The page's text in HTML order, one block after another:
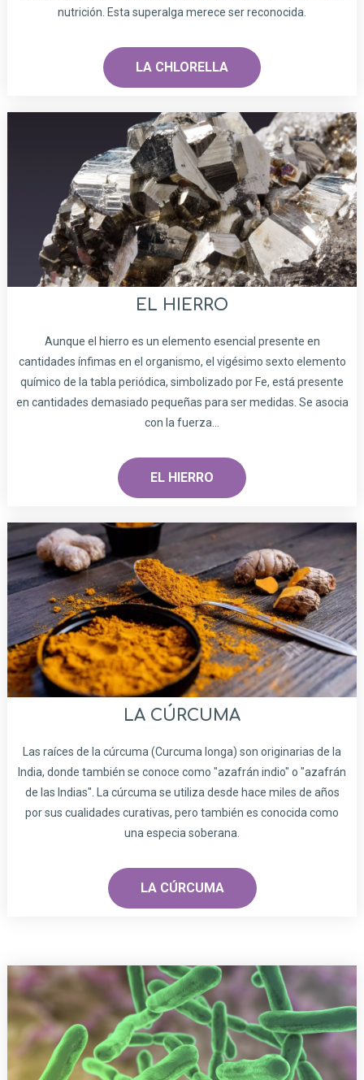
nutrición. Esta superalga merece ser reconocida.
LA CHLORELLA
EL HIERRO
Aunque el hierro es un elemento esencial presente en
cantidades ínfimas en el organismo, el vigésimo sexto elemento
químico de la tabla periódica, simbolizado por Fe, está presente
en cantidades demasiado pequeñas para ser medidas. Se asocia
con la fuerza...
EL HIERRO
LA CÚRCUMA
Las raíces de la cúrcuma (Curcuma longa) son originarias de la
India, donde también se conoce como "azafrán indio" o "azafrán
de las Indias". La cúrcuma se utiliza desde hace miles de años
por sus cualidades curativas, pero también es conocida como
una especia soberana.
LA CÚRCUMA